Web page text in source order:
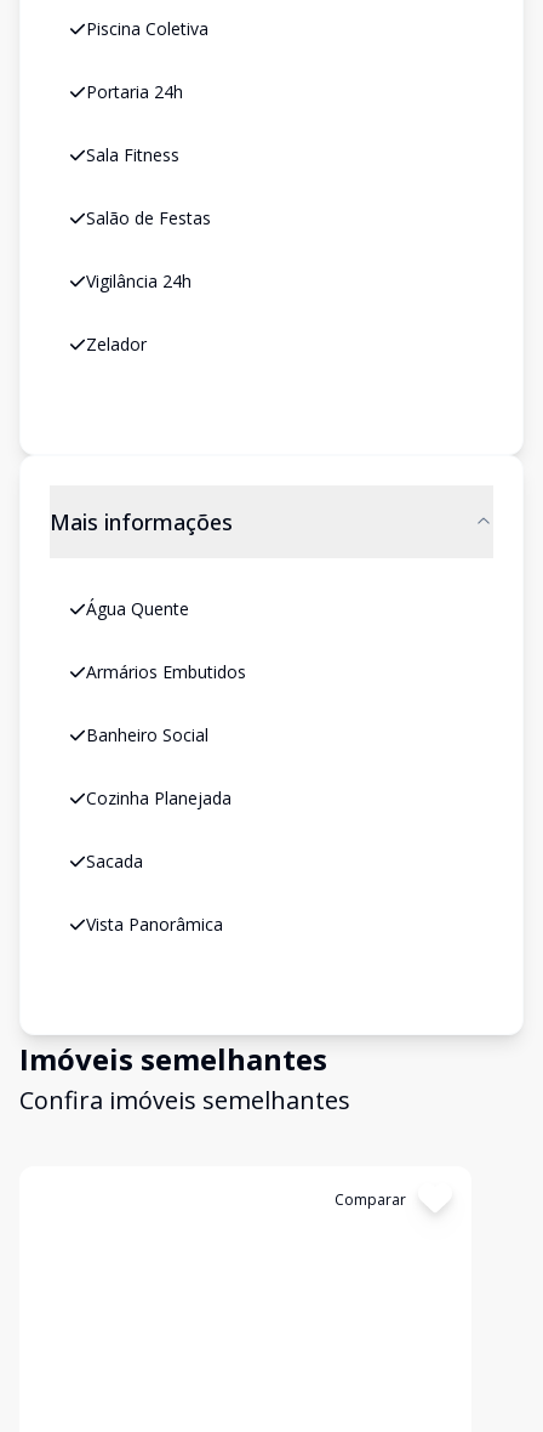
Piscina Coletiva
Portaria 24h
Sala Fitness
Salão de Festas
Vigilância 24h
Zelador
Mais informações
Água Quente
Armários Embutidos
Banheiro Social
Cozinha Planejada
Sacada
Vista Panorâmica
Imóveis semelhantes
Confira imóveis semelhantes
Comparar